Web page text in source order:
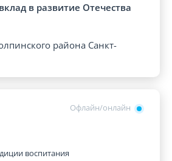
в развитие Отечества
района Санкт-
Офлайн/онлайн
воспитания